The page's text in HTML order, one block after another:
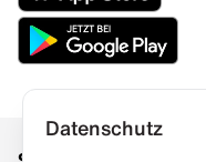
Datenschutz